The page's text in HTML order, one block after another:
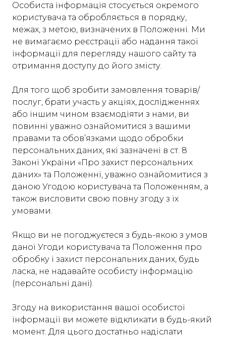
Особиста інформація стосується окремого
користувача та обробляється в порядку,
межах, з метою, визначених в Положенні. Ми
не вимагаємо реєстрації або надання такої
інформації для перегляду нашого сайту та
отримання доступу до його змісту.
Для того щоб зробити замовлення товарів/
послуг, брати участь у акціях, дослідженнях
або іншим чином взаємодіяти з нами, ви
повинні уважно ознайомитися з вашими
правами та обов’язками щодо обробки
персональних даних, які зазначені в ст. 8
Законі України «Про захист персональних
даних» та Положенні, уважно ознайомитися з
даною Угодою користувача та Положенням, а
також висловити свою повну згоду з їх
умовами.
Якщо ви не погоджуєтеся з будь-якою з умов
даної Угоди користувача та Положення про
обробку і захист персональних даних, будь
ласка, не надавайте особисту інформацію
(персональні дані).
Згоду на використання вашої особистої
інформації ви можете відкликати в будь-який
момент. Для цього достатньо надіслати